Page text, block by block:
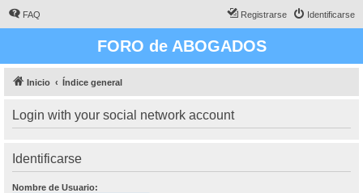
FAQ Identificarse
Registrarse
FORO de ABOGADOS
Inicio Índice general
Login with your social network account
Identificarse
Nombre de Usuario: